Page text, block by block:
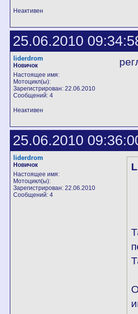
Неактивен
25.06.2010
liderdrom
Новичок
Настоящее имя:
Мотоцикл(ы):
Зарегистрирован: 22.06.2010
Сообщений: 4
Неактивен
25.06.2010
liderdrom
Новичок
Настоящее имя:
Мотоцикл(ы):
Зарегистрирован: 22.06.2010
Сообщений: 4